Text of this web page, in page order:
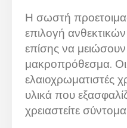
Η σωστή
επιλογή
επίσης να
μακροπρόθεσμα. Οι
ελαιοχρωματιστές
υλικά που
χρειαστείτε